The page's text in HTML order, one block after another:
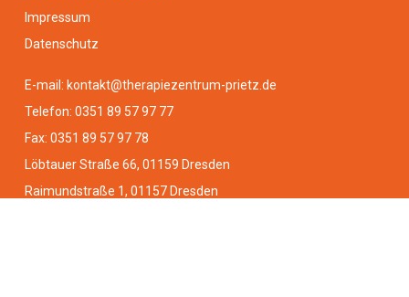
E-mail: kontakt@therapiezentrum-prietz.de
Telefon: 0351 89 57 97 77
Fax: 0351 89 57 97 78
Löbtauer Straße 66, 01159 Dresden
Raimundstraße 1, 01157 Dresden
Impressum
Datenschutz